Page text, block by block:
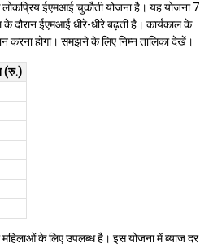
ईएमआई चुकौती योजना है। यह योजना 7
दौरान ईएमआई धीरे-धीरे बढ़ती है। कार्यकाल के
होगा। समझने के लिए निम्न तालिका देखें।
(रु.)
महिलाओं के लिए उपलब्ध है। इस योजना में ब्याज दर